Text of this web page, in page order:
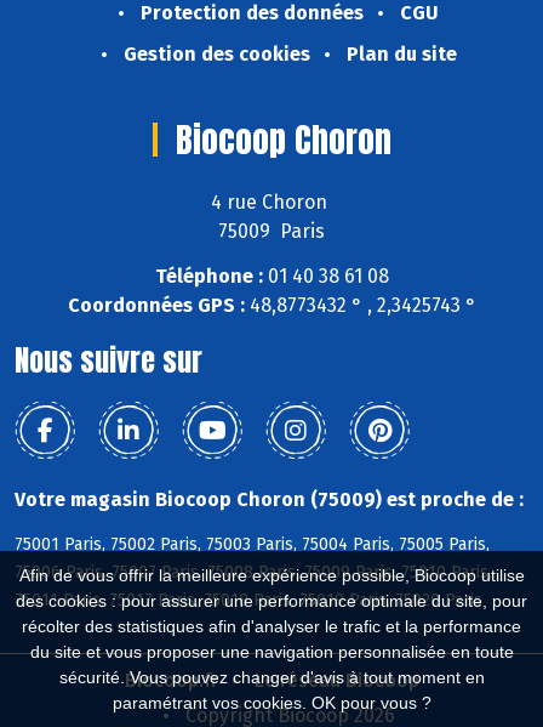
Afin de vous offrir la meilleure expérience possible, Biocoop utilise
des cookies : pour assurer une performance optimale du site, pour
récolter des statistiques afin d'analyser le trafic et la performance
du site et vous proposer une navigation personnalisée en toute
sécurité. Vous pouvez changer d'avis à tout moment en
paramétrant vos cookies. OK pour vous ?
Protection des données
CGU
Gestion des cookies
Plan du site
Biocoop Choron
4 rue Choron
75009 Paris
Téléphone :01 40 38 61 08
Coordonnées GPS :48,8773432 ° , 2,3425743 °
Nous suivre sur
Votre magasin Biocoop Choron (75009) est proche de :
75001 Paris, 75002 Paris, 75003 Paris, 75004 Paris, 75005 Paris,
75006 Paris, 75007 Paris, 75008 Paris, 75009 Paris, 75010 Paris,
75011 Paris, 75017 Paris, 75018 Paris, 75019 Paris, 75020 Paris
Biocoop.fr
Le réseau Biocoop
Copyright Biocoop 2026